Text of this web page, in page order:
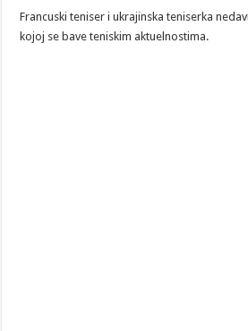
Francuski teniser i ukrajinska teniserka
kojoj se bave teniskim aktuelnostima.